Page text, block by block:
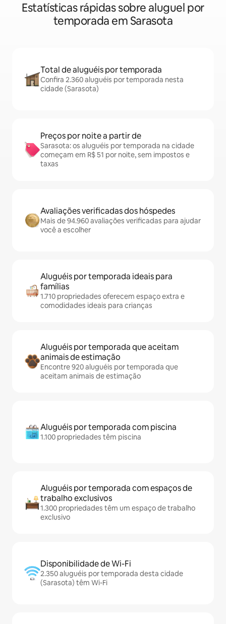
Estatísticas rápidas sobre aluguel por
temporada em Sarasota
Total de aluguéis por temporada
Confira 2.360 aluguéis por temporada nesta
cidade (Sarasota)
Preços por noite a partir de
Sarasota: os aluguéis por temporada na cidade
começam em R$ 51 por noite, sem impostos e
taxas
Avaliações verificadas dos hóspedes
Mais de 94.960 avaliações verificadas para ajudar
você a escolher
Aluguéis por temporada ideais para
famílias
1.710 propriedades oferecem espaço extra e
comodidades ideais para crianças
Aluguéis por temporada que aceitam
animais de estimação
Encontre 920 aluguéis por temporada que
aceitam animais de estimação
Aluguéis por temporada com piscina
1.100 propriedades têm piscina
Aluguéis por temporada com espaços de
trabalho exclusivos
1.300 propriedades têm um espaço de trabalho
exclusivo
Disponibilidade de Wi-Fi
2.350 aluguéis por temporada desta cidade
(Sarasota) têm Wi-Fi